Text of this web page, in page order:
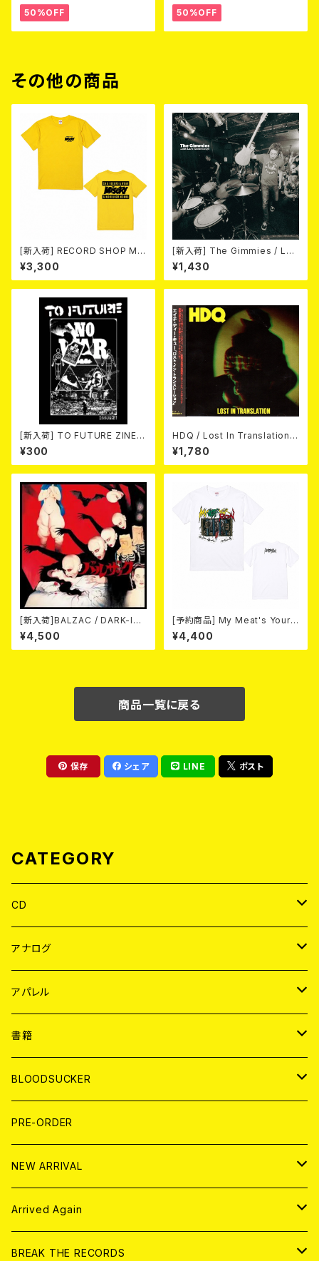
50%OFF 50%OFF
その他の商品
[新入荷] RECORD SHOP MIS
ERY / 33th anniversary T-s
hirts (yellow ①)
¥3,300
[新入荷] The Gimmies / Los
t Last Recordings (7")
¥1,430
[新入荷] TO FUTURE ZINE 2
026 issue 21 -NO WAR! NO
HATE!- (ZINE)
¥300
HDQ / Lost In Translation
CD
¥1,780
[新入荷]BALZAC / DARK-IS
M -20th Anniversary Comp
ilation- (2CD)
¥4,500
[予約商品] My Meat's Your
Poison -あんたにゃ毒でもオイ
ラにゃ薬- (White) 熊本地震 復
興支援T-shirt 2026年8月末
¥4,400
商品一覧に戻る
保存 シェア LINE ポスト
CATEGORY
CD
JAPAN
WORLD
アナログ
JAPAN
７EP
LP
WORLD
7EP
LP
アパレル
JAPAN
T-shirt
HOOD
WORLD
T-shirt
HOOD
書籍
MAGAZINE
BOLLOCKS
EL ZINE
写真集 (PHOTOBOOK)
BLOODSUCKER
CD
アナログ
アパレル
書籍
PRE-ORDER
NEW ARRIVAL
CD
アナログ
Arrived Again
CD
BREAK THE RECORDS